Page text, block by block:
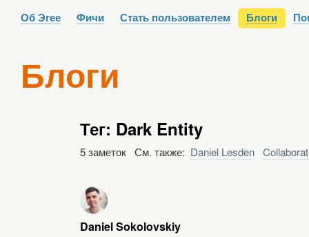
Об Эгее Фичи Стать пользователем Блоги
Блоги
Тег: Dark Entity
5 заметок См. также: Daniel Lesden
Daniel Sokolovskiy